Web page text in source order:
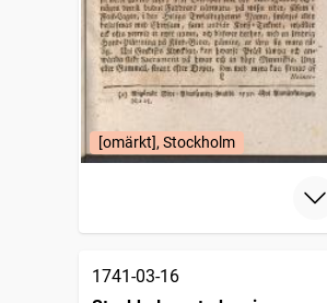
[omärkt], Stockholm
1741-03-16